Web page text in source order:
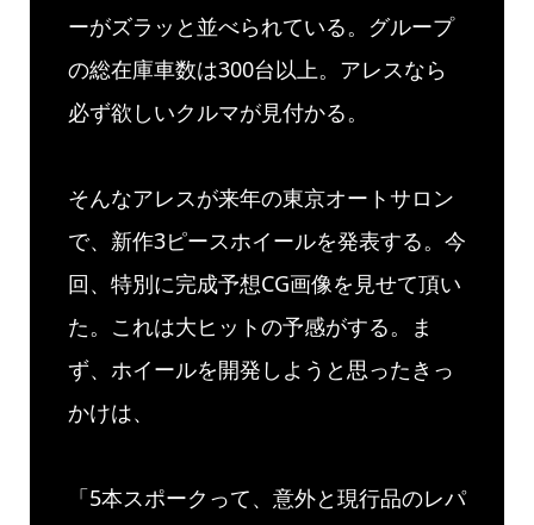
ーがズラッと並べられている。グループ
の総在庫車数は300台以上。アレスなら
必ず欲しいクルマが見付かる。
そんなアレスが来年の東京オートサロン
で、新作3ピースホイールを発表する。今
回、特別に完成予想CG画像を見せて頂い
た。これは大ヒットの予感がする。ま
ず、ホイールを開発しようと思ったきっ
かけは、
「5本スポークって、意外と現行品のレパ